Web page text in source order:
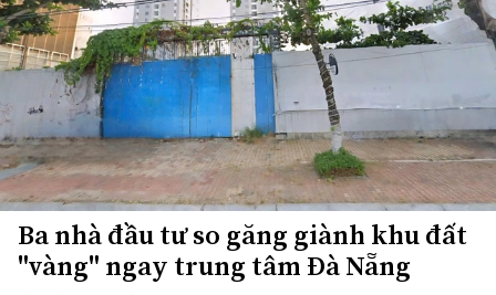
Ba nhà đầu tư so găng giành khu đất
"vàng" ngay trung tâm Đà Nẵng